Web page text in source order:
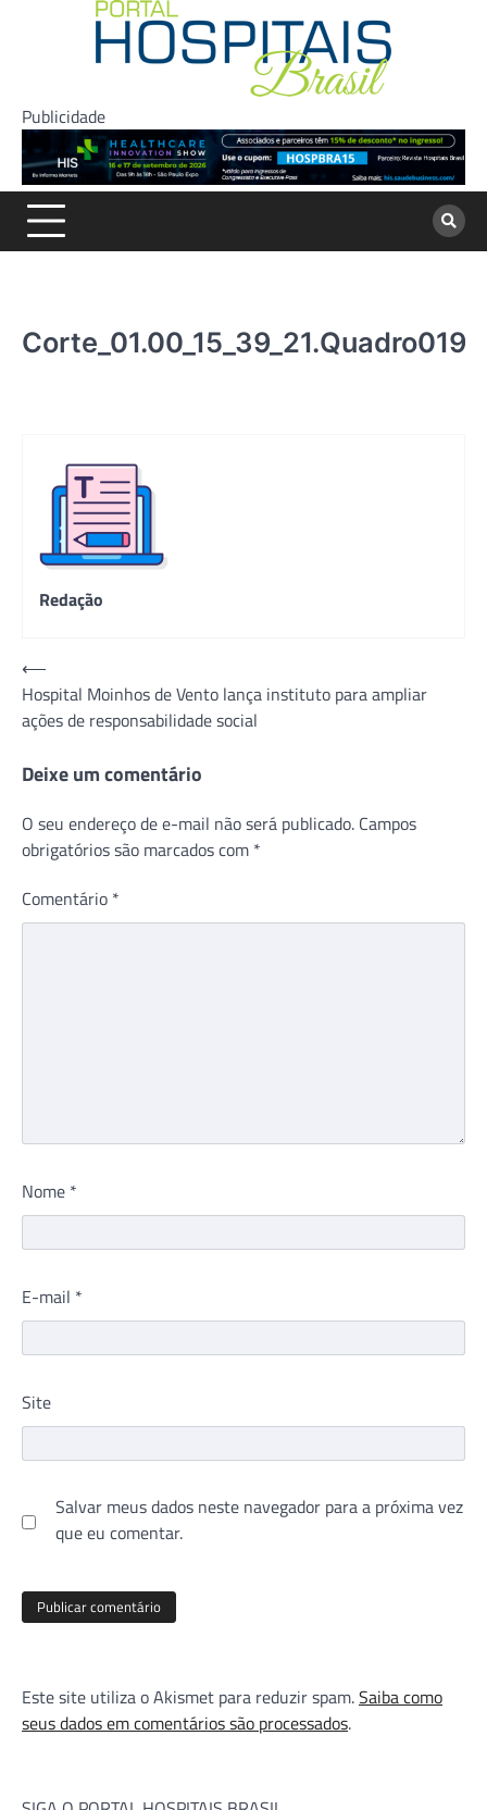
Publicidade
Corte_01.00_15_39_21.Quadro019
Redação
Navegação
de
Post
⟵
Hospital Moinhos de Vento lança instituto para ampliar
ações de responsabilidade social
Deixe um comentário
O seu endereço de e-mail não será publicado. Campos
obrigatórios são marcados com *
Comentário *
Nome *
E-mail *
Site
Salvar meus dados neste navegador para a próxima vez
que eu comentar.
Este site utiliza o Akismet para reduzir spam.Saiba como
seus dados em comentários são processados.